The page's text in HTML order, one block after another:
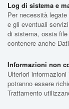
Log di sistema e
Per necessità
e gli eventuali
di sistema, ossia
contenere anche
Informazioni non
Ulteriori
potranno essere
Trattamento